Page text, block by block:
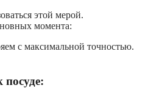
этой мерой.
момента:
с максимальной точностью.
посуде: